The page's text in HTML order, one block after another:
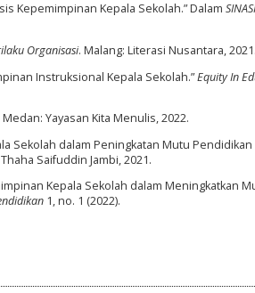
Kepemimpinan Kepala Sekolah.” Dalam
Organisasi. Malang: Literasi Nusantara, 2021.
Instruksional Kepala Sekolah.”Equity In
Medan: Yayasan Kita Menulis, 2022.
Sekolah dalam Peningkatan Mutu
Saifuddin Jambi, 2021.
Kepala Sekolah dalam Meningkatkan
1, no. 1 (2022).